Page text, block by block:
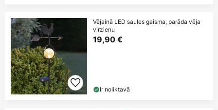
Vējainā LED saules gaisma, parāda vēja
virzienu
19,90 €
Ir noliktavā